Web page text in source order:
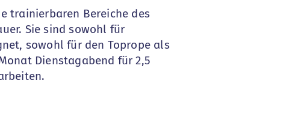
trainierbaren Bereiche des
Sie sind sowohl für
sowohl für den Toprope als
Dienstagabend für 2,5